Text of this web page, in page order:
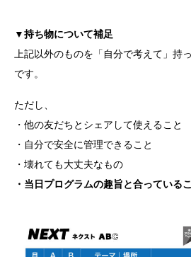
▼持ち物について補足
上記以外のものを「自分で考えて」持
です。
ただし、
・他の友だちとシェアして使えること
・自分で安全に管理できること
・壊れても大丈夫なもの
・当日プログラムの趣旨と合っている